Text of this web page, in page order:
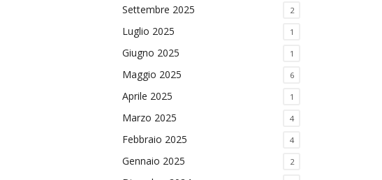
Settembre 2025 2
Luglio 2025 1
Giugno 2025 1
Maggio 2025 6
Aprile 2025 1
Marzo 2025 4
Febbraio 2025 4
Gennaio 2025 2